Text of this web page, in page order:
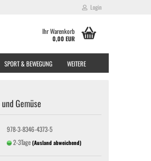
Login
Ihr Warenkorb
0,00 EUR
SPORT & BEWEGUNG WEITERE
Gemüse
978-3-8346-4373-5
2-3Tage(Ausland abweichend)